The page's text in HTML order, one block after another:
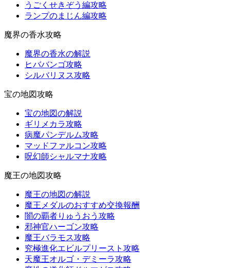
うごくせきぞう編攻略
ランプのまじん編攻略
魔界の香水攻略
魔界の香水の解説
ヒババンゴ攻略
シルバリヌス攻略
宝の地図攻略
宝の地図の解説
ギリメカラ攻略
病魔パンデルム攻略
マッドファルコン攻略
呪幻師シャルマナ攻略
魔王の地図攻略
魔王の地図の解説
魔王メダルのおすすめ交換報酬
闇の覇者りゅうおう攻略
邪神官ハーゴン攻略
魔王バラモス攻略
究極進化エビルプリースト攻略
天魔王オルゴ・デミーラ攻略